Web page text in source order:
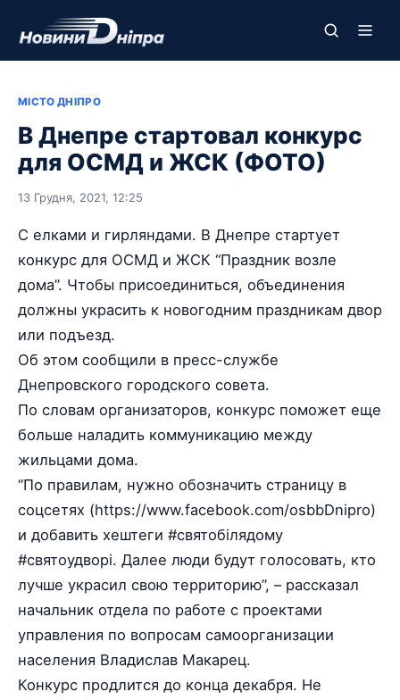
МІСТО ДНІПРО
В Днепре стартовал конкурс
для ОСМД и ЖСК (ФОТО)
13 Грудня, 2021, 12:25
С елками и гирляндами. В Днепре стартует
конкурс для ОСМД и ЖСК “Праздник возле
дома”. Чтобы присоединиться, объединения
должны украсить к новогодним праздникам двор
или подъезд.
Об этом сообщили в пресс-службе
Днепровского городского совета.
По словам организаторов, конкурс поможет еще
больше наладить коммуникацию между
жильцами дома.
“По правилам, нужно обозначить страницу в
соцсетях (https://www.facebook.com/osbbDnipro)
и добавить хештеги #святобілядому
#святоудворі. Далее люди будут голосовать, кто
лучше украсил свою территорию”, – рассказал
начальник отдела по работе с проектами
управления по вопросам самоорганизации
населения Владислав Макарец.
Конкурс продлится до конца декабря. Не